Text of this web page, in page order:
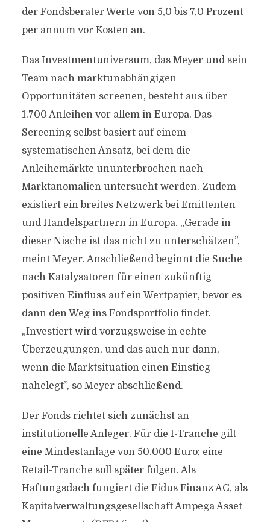
der Fondsberater Werte von 5,0 bis 7,0 Prozent
per annum vor Kosten an.
Das Investmentuniversum, das Meyer und sein
Team nach marktunabhängigen
Opportunitäten screenen, besteht aus über
1.700 Anleihen vor allem in Europa. Das
Screening selbst basiert auf einem
systematischen Ansatz, bei dem die
Anleihemärkte ununterbrochen nach
Marktanomalien untersucht werden. Zudem
existiert ein breites Netzwerk bei Emittenten
und Handelspartnern in Europa. „Gerade in
dieser Nische ist das nicht zu unterschätzen”,
meint Meyer. Anschließend beginnt die Suche
nach Katalysatoren für einen zukünftig
positiven Einfluss auf ein Wertpapier, bevor es
dann den Weg ins Fondsportfolio findet.
„Investiert wird vorzugsweise in echte
Überzeugungen, und das auch nur dann,
wenn die Marktsituation einen Einstieg
nahelegt”, so Meyer abschließend.
Der Fonds richtet sich zunächst an
institutionelle Anleger. Für die I-Tranche gilt
eine Mindestanlage von 50.000 Euro; eine
Retail-Tranche soll später folgen. Als
Haftungsdach fungiert die Fidus Finanz AG, als
Kapitalverwaltungsgesellschaft Ampega Asset